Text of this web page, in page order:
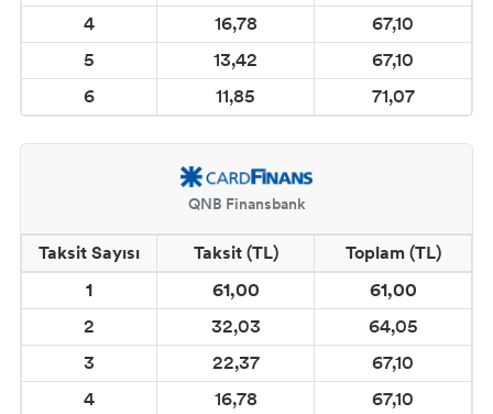
4
16,78
67,10
5
13,42
67,10
6
11,85 71,07
QNB Finansbank
Taksit Sayısı Taksit (TL)
Toplam (TL)
1
61,00
61,00
2
32,03
64,05
3
22,37
67,10
4
16,78
67,10